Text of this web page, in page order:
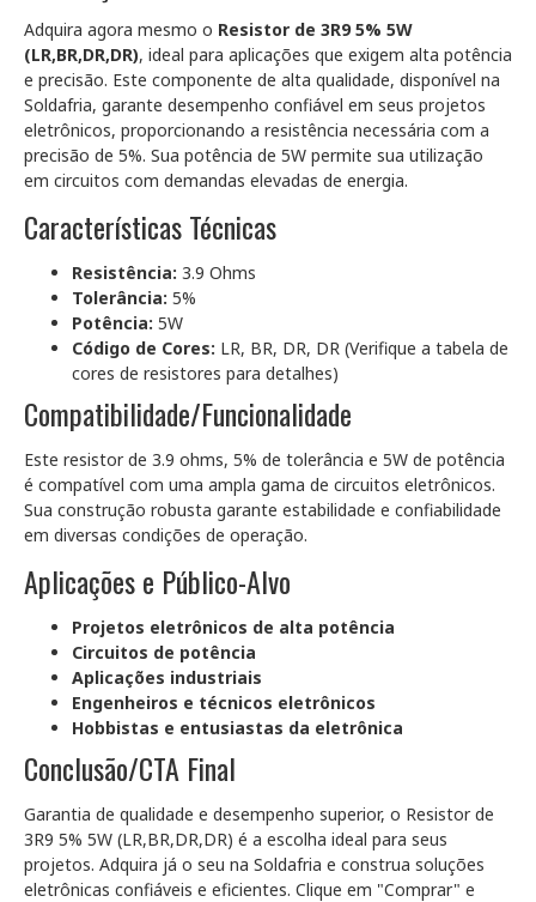
Adquira agora mesmo o Resistor de 3R9 5% 5W
(LR,BR,DR,DR), ideal para aplicações que exigem alta potência
e precisão. Este componente de alta qualidade, disponível na
Soldafria, garante desempenho confiável em seus projetos
eletrônicos, proporcionando a resistência necessária com a
precisão de 5%. Sua potência de 5W permite sua utilização
em circuitos com demandas elevadas de energia.
Características Técnicas
Resistência: 3.9 Ohms
Tolerância: 5%
Potência: 5W
Código de Cores: LR, BR, DR, DR (Verifique a tabela de
cores de resistores para detalhes)
Compatibilidade/Funcionalidade
Este resistor de 3.9 ohms, 5% de tolerância e 5W de potência
é compatível com uma ampla gama de circuitos eletrônicos.
Sua construção robusta garante estabilidade e confiabilidade
em diversas condições de operação.
Aplicações e Público-Alvo
Projetos eletrônicos de alta potência
Circuitos de potência
Aplicações industriais
Engenheiros e técnicos eletrônicos
Hobbistas e entusiastas da eletrônica
Conclusão/CTA Final
Garantia de qualidade e desempenho superior, o Resistor de
3R9 5% 5W (LR,BR,DR,DR) é a escolha ideal para seus
projetos. Adquira já o seu na Soldafria e construa soluções
eletrônicas confiáveis e eficientes. Clique em "Comprar" e